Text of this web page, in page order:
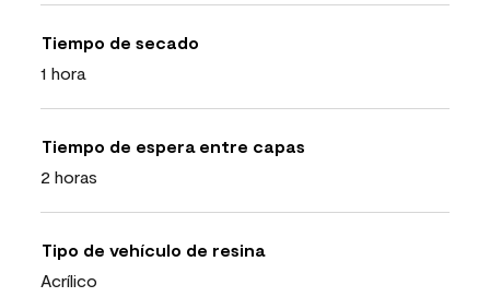
Tiempo de secado
1 hora
Tiempo de espera entre capas
2 horas
Tipo de vehículo de resina
Acrílico